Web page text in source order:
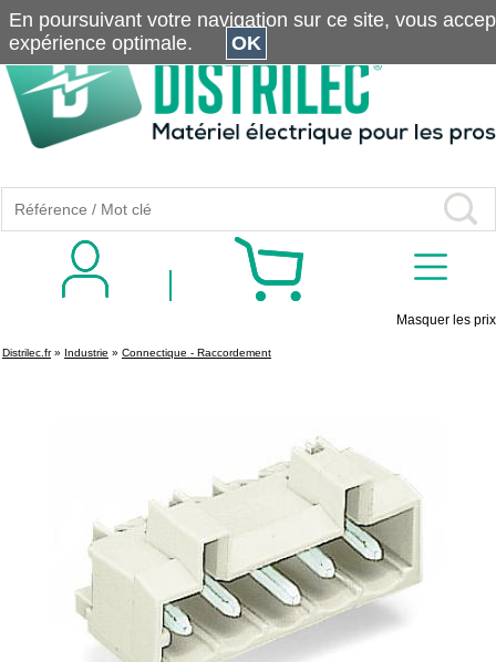
Masquer les prix
Distrilec.fr» Industrie » Connectique - Raccordement
En poursuivant votre navigation sur ce site, vous
expérience optimale.
OK